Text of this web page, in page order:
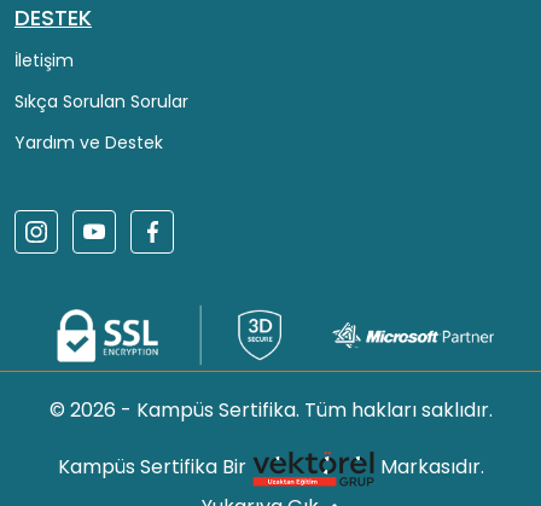
DESTEK
İletişim
Sıkça Sorulan Sorular
Yardım ve Destek
© 2026 - Kampüs Sertifika. Tüm hakları saklıdır.
Kampüs Sertifika Bir
Markasıdır.